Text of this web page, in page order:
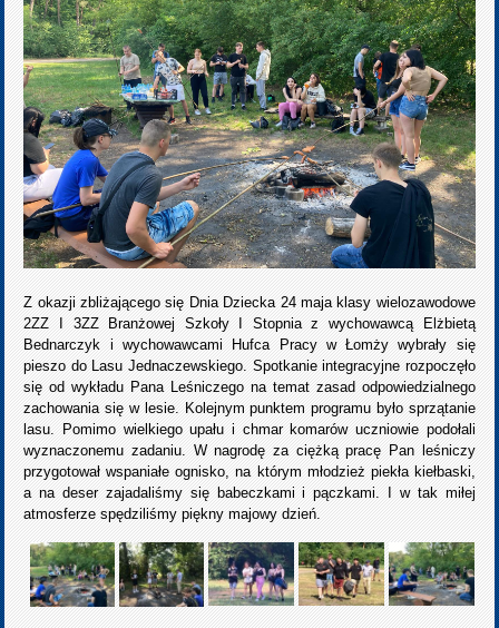
Z okazji zbliżającego się Dnia Dziecka 24 maja klasy wielozawodowe
2ZZ I 3ZZ Branżowej Szkoły I Stopnia z wychowawcą Elżbietą
Bednarczyk i wychowawcami Hufca Pracy w Łomży wybrały się
pieszo do Lasu Jednaczewskiego. Spotkanie integracyjne rozpoczęło
się od wykładu Pana Leśniczego na temat zasad odpowiedzialnego
zachowania się w lesie. Kolejnym punktem programu było sprzątanie
lasu. Pomimo wielkiego upału i chmar komarów uczniowie podołali
wyznaczonemu zadaniu. W nagrodę za ciężką pracę Pan leśniczy
przygotował wspaniałe ognisko, na którym młodzież piekła kiełbaski,
a na deser zajadaliśmy się babeczkami i pączkami. I w tak miłej
atmosferze spędziliśmy piękny majowy dzień.